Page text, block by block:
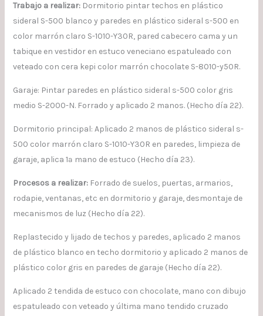
Trabajo a realizar:Dormitorio pintar techos en plástico
sideral S-500 blanco y paredes en plástico sideral s-500 en
color marrón claro S-1010-Y30R, pared cabecero cama y un
tabique en vestidor en estuco veneciano espatuleado con
veteado con cera kepi color marrón chocolate S-8010-y50R.
Garaje: Pintar paredes en plástico sideral s-500 color gris
medio S-2000-N. Forrado y aplicado 2 manos. (Hecho día 22).
Dormitorio principal: Aplicado 2 manos de plástico sideral s-
500 color marrón claro S-1010-Y30R en paredes, limpieza de
garaje, aplica 1ª mano de estuco (Hecho día 23).
Procesos a realizar:Forrado de suelos, puertas, armarios,
rodapie, ventanas, etc en dormitorio y garaje, desmontaje de
mecanismos de luz (Hecho día 22).
Replastecido y lijado de techos y paredes, aplicado 2 manos
de plástico blanco en techo dormitorio y aplicado 2 manos de
plástico color gris en paredes de garaje (Hecho día 22).
Aplicado 2 tendida de estuco con chocolate, mano con dibujo
espatuleado con veteado y última mano tendido cruzado